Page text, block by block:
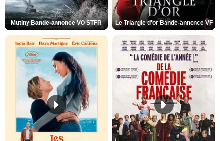
Mutiny Bande-annonce VO STFR Le Triangle d'or Bande-annonce VF